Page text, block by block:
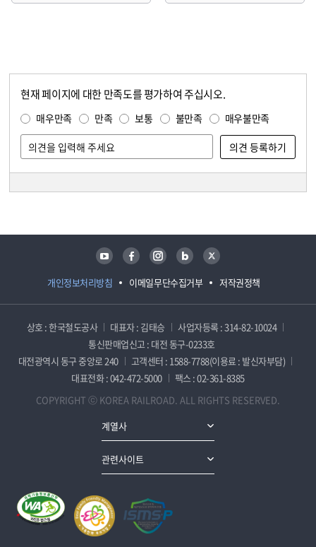
현재 페이지에 대한 만족도를 평가하여 주십시오.
매우만족 만족 보통 불만족 매우불만족
개인정보처리방침 이메일무단수집거부 저작권정책
유튜브 페이스북 인스타그램 블로그 트위터
상호 : 한국철도공사 대표자 : 김태승
사업자등록 : 314-82-10024
통신판매업신고 : 대전 동구-0233호
대전광역시 동구 중앙로 240
고객센터 : 1588-7788(이용료 : 발신자부담)
대표전화 : 042-472-5000
팩스 : 02-361-8385
COPYRIGHT ⓒ KOREA RAILROAD. ALL RIGHTS RESERVED.
계열사
관련사이트